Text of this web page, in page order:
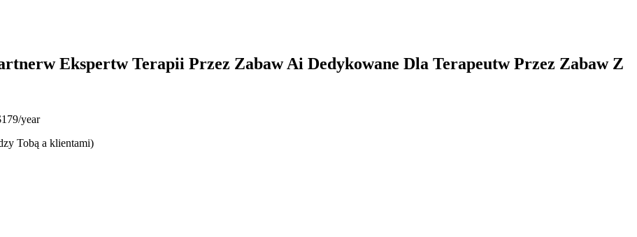
Ekspertw Terapii Przez Zabaw Ai Dedykowane Dla Terapeutw Przez Zabaw Z
year
Tobą a klientami)